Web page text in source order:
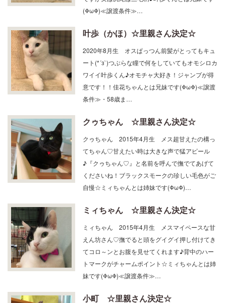
(ΦωΦ)≪譲渡条件≫…
叶歩（かほ）☆里親さん決定☆
ート(*´з`)つぶらな瞳で何をしていてもオモシロカ
ワイイ叶歩くん♪オモチャ大好き！ジャンプが得
意です！！佳花ちゃんとは兄妹です(ΦωΦ)≪譲渡
条件≫・58歳ま…
クゥちゃん ☆里親さん決定☆
てちゃん♡甘えたい時は大きな声で猛アピール
♪『クゥちゃん♡』と名前を呼んで撫でてあげて
くださいね！ブラックスモークの珍しい毛色がご
自慢☆ミィちゃんとは姉妹です(ΦωΦ)…
ミィちゃん ☆里親さん決定☆
えん坊さん♡撫でると頭をグイグイ押し付けてき
てコロ～ンとお腹を見せてくれます♪背中のハー
トマークがチャームポイント☆ミィちゃんとは姉
妹です(ΦωΦ)≪譲渡条件≫…
小町 ☆里親さん決定☆